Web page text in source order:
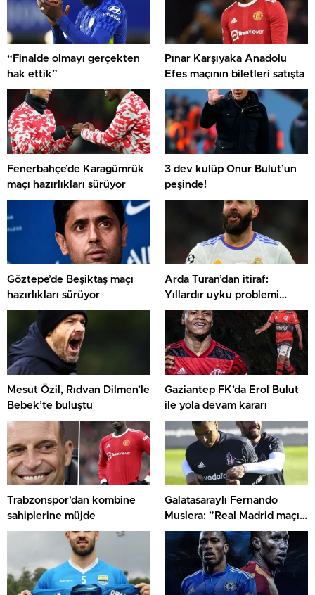
“Finalde olmayı gerçekten
hak ettik”
Pınar Karşıyaka Anadolu
Efes maçının biletleri satışta
Fenerbahçe’de Karagümrük
maçı hazırlıkları sürüyor
3 dev kulüp Onur Bulut’un
peşinde!
Göztepe’de Beşiktaş maçı
hazırlıkları sürüyor
Arda Turan’dan itiraf:
Yıllardır uyku problemi
çekiyorum, rahat
uyuyamıyorum
Mesut Özil, Rıdvan Dilmen’le
Bebek’te buluştu
Gaziantep FK’da Erol Bulut
ile yola devam kararı
Trabzonspor’dan kombine
sahiplerine müjde
Galatasaraylı Fernando
Muslera: ”Real Madrid maçı
en zorlandığım deplasman
maçıydı”